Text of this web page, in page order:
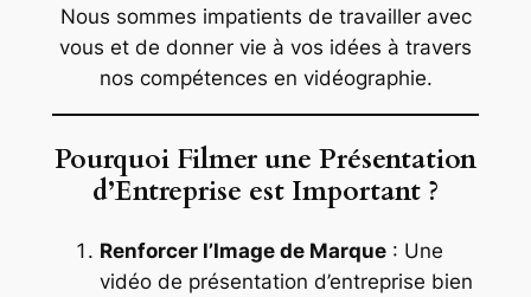
Nous sommes impatients de travailler avec
vous et de donner vie à vos idées à travers
nos compétences en vidéographie.
Pourquoi Filmer une Présentation
d’Entreprise est Important ?
Renforcer l’Image de Marque: Une
vidéo de présentation d’entreprise bien